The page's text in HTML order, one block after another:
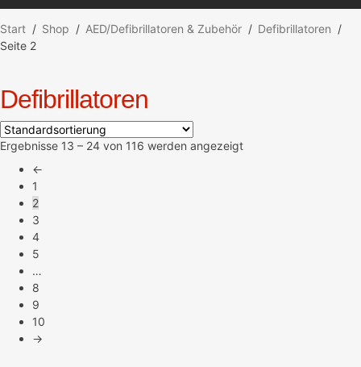
Start / Shop / AED/Defibrillatoren & Zubehör / Defibrillatoren /
Seite 2
Defibrillatoren
Ergebnisse 13 – 24 von 116 werden angezeigt
←
1
2
3
4
5
…
8
9
10
→